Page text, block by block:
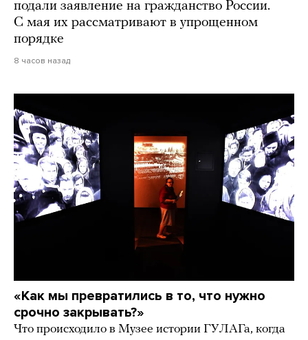
подали заявление на гражданство России.
С мая их рассматривают в упрощенном
порядке
8 часов назад
«Как мы превратились в то, что нужно
срочно закрывать?»
Что происходило в Музее истории ГУЛАГа, когда